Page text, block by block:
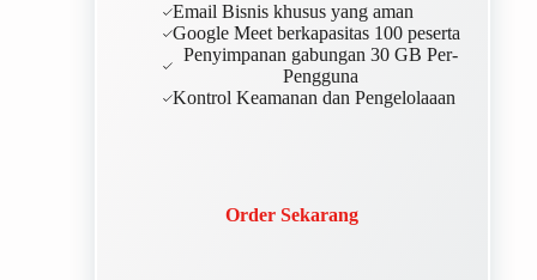
Email Bisnis khusus yang aman
Google Meet berkapasitas 100 peserta
Penyimpanan gabungan 30 GB Per-
Pengguna
Kontrol Keamanan dan Pengelolaaan
Order Sekarang